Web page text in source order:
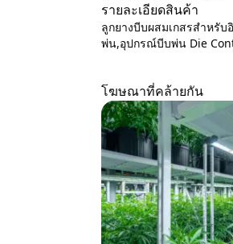
รายละเอียดสินค้า
ลูกยางบีบผสมเกสรสำหรั
พ่น,อุปกรณ์บีบพ่น Die
โฆษณาที่คล้ายกัน